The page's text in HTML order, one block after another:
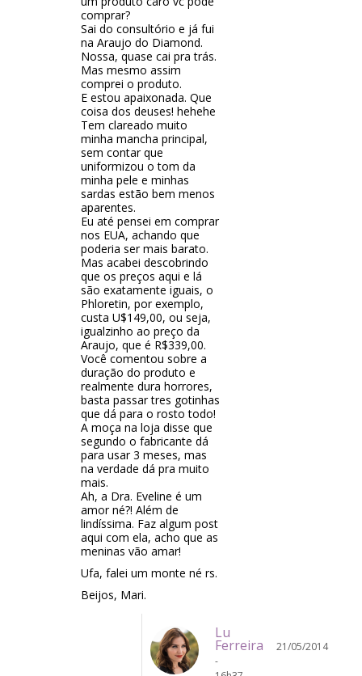
comprar?
Sai do consultório e já fui
na Araujo do Diamond.
Nossa, quase cai pra trás.
Mas mesmo assim
comprei o produto.
E estou apaixonada. Que
coisa dos deuses! hehehe
Tem clareado muito
minha mancha principal,
sem contar que
uniformizou o tom da
minha pele e minhas
sardas estão bem menos
aparentes.
Eu até pensei em comprar
nos EUA, achando que
poderia ser mais barato.
Mas acabei descobrindo
que os preços aqui e lá
são exatamente iguais, o
Phloretin, por exemplo,
custa U$149,00, ou seja,
igualzinho ao preço da
Araujo, que é R$339,00.
Você comentou sobre a
duração do produto e
realmente dura horrores,
basta passar tres gotinhas
que dá para o rosto todo!
A moça na loja disse que
segundo o fabricante dá
para usar 3 meses, mas
na verdade dá pra muito
mais.
Ah, a Dra. Eveline é um
amor né?! Além de
lindíssima. Faz algum post
aqui com ela, acho que as
meninas vão amar!
Ufa, falei um monte né rs.
Beijos, Mari.
Lu
Ferreira
21/05/2014
-